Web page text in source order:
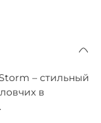
– стильный
в